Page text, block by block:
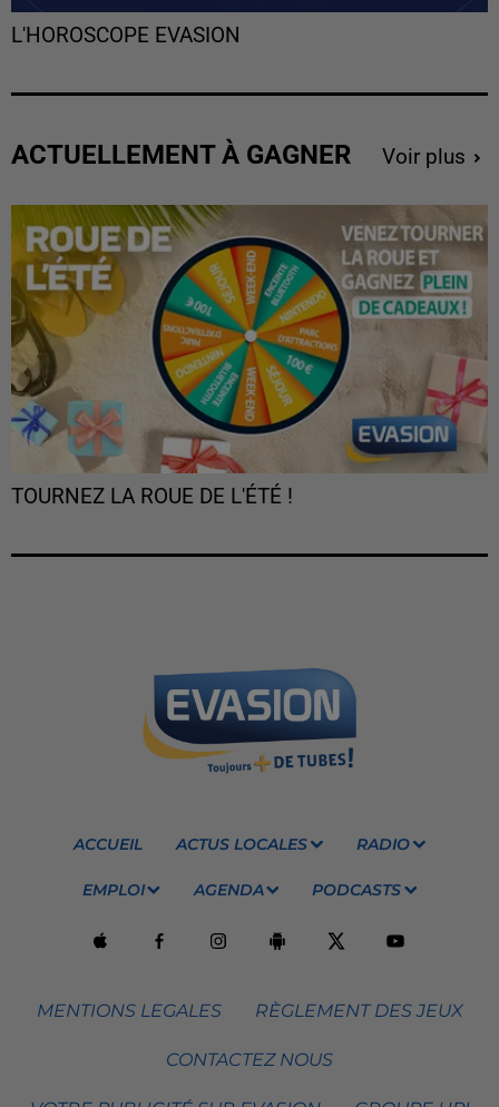
L'HOROSCOPE EVASION
ACTUELLEMENT À GAGNER Voir plus
TOURNEZ LA ROUE DE L'ÉTÉ !
ACCUEIL ACTUS LOCALES RADIO
EMPLOI AGENDA PODCASTS
MENTIONS LEGALES RÈGLEMENT DES JEUX
CONTACTEZ NOUS